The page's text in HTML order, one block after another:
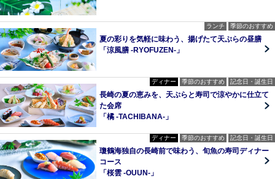
ランチ 季節のおすすめ
夏の彩りを気軽に味わう、揚げたて天ぷらの昼膳
「涼風膳 -RYOFUZEN-」
ディナー 季節のおすすめ 記念日・誕生日
長崎の夏の恵みを、天ぷらと寿司で涼やかに仕立て
た会席
「橘 -TACHIBANA-」
ディナー 季節のおすすめ 記念日・誕生日
瓊鶴海独自の長崎前で味わう、旬魚の寿司ディナー
コース
「桜雲 -OUUN-」